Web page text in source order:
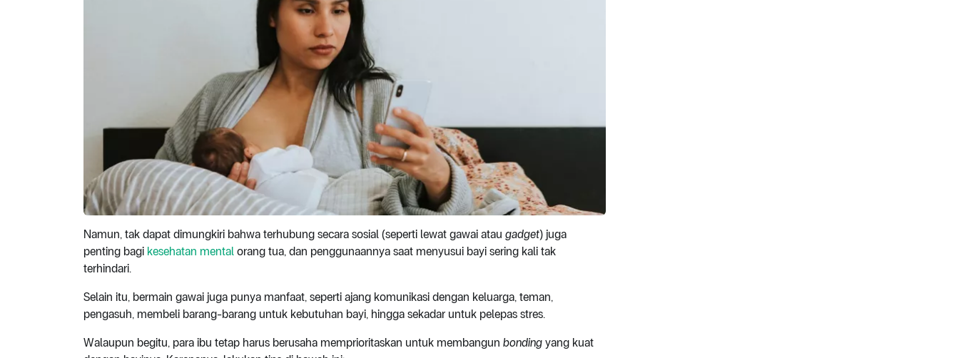
Namun, tak dapat dimungkiri bahwa terhubung secara sosial (seperti lewat gawai atau gadget) juga
penting bagi kesehatan mental orang tua, dan penggunaannya saat menyusui bayi sering kali tak
terhindari.
Selain itu, bermain gawai juga punya manfaat, seperti ajang komunikasi dengan keluarga, teman,
pengasuh, membeli barang-barang untuk kebutuhan bayi, hingga sekadar untuk pelepas stres.
Walaupun begitu, para ibu tetap harus berusaha memprioritaskan untuk membangun bonding yang kuat